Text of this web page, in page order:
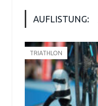
AUFLISTUNG:
TRIATHLON